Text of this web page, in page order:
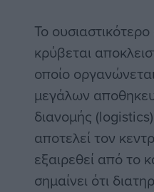
Το
κρύβεται
οποίο
μεγάλων
διανομής
αποτελεί τον
εξαιρεθεί από το
σημαίνει ότι